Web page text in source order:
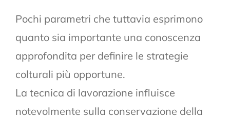
Pochi parametri che tuttavia esprimono
quanto sia importante una conoscenza
approfondita per definire le strategie
colturali più opportune.
La tecnica di lavorazione influisce
notevolmente sulla conservazione della